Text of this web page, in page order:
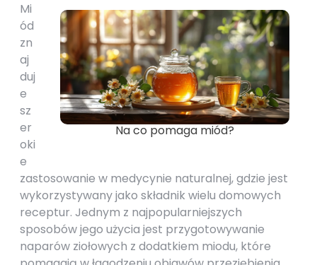
Na co pomaga miód?
Mi
ód
zn
aj
duj
e
sz
er
oki
e
zastosowanie w medycynie naturalnej, gdzie jest
wykorzystywany jako składnik wielu domowych
receptur. Jednym z najpopularniejszych
sposobów jego użycia jest przygotowywanie
naparów ziołowych z dodatkiem miodu, które